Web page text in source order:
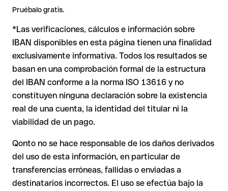
Nota: en transferencias en divisas extranjeras (por ejemplo,
USD o GBP) pueden aplicarse comisiones de cambio
adicionales. Consulta previamente las condiciones vigentes
con Issue with interpolation.
Consejo: Antes de hacer una transferencia, confirma el IBAN
relaciones comerciales o con importes elevados.
2. IBAN formalmente válido pero incorrecto
casualmente forma otra combinación formalmente válida, la
transferencia se ejecuta hacia una cuenta ajena. En ese caso:
El banco receptor está obligado a colaborar en la
Tu entidad puede iniciar un proceso de reclamación a
destinatario ya ha retirado el dinero.
En transferencias internacionales fuera del área SEPA,
la recuperación es considerablemente más compleja y
conlleva comisiones adicionales.
Pruébalo gratis.
*Las verificaciones, cálculos e información sobre
IBAN disponibles en esta página tienen una finalidad
exclusivamente informativa. Todos los resultados se
basan en una comprobación formal de la estructura
del IBAN conforme a la norma ISO 13616 y no
constituyen ninguna declaración sobre la existencia
real de una cuenta, la identidad del titular ni la
viabilidad de un pago.
Qonto no se hace responsable de los daños derivados
del uso de esta información, en particular de
transferencias erróneas, fallidas o enviadas a
destinatarios incorrectos. El uso se efectúa bajo la